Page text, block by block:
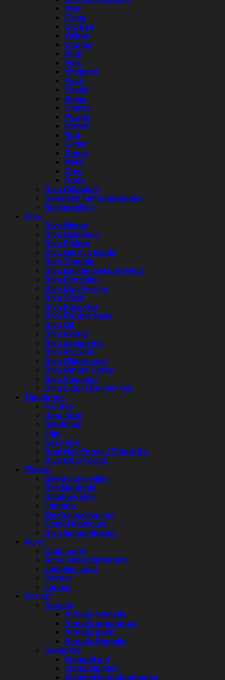
Mint
Glass
Cat Eye
Yellow
Orange
Blue
Pink
Shimmer
Pearl
Pastel
Beige
Cherry
Purple
Brown
Red
Glitter
Green
Metal
Grey
Nude
Diva Gelpolish
Gelpolish benodigdheden
Stickervellen
Diva
Diva Nieuw
Diva Gelpolish
Diva Elektra
Diva Gel in a Bottle
Diva Topgels
Diva Builder Gel Low Heat
Diva Penselen
Diva Dual Forms
Diva Vijlen
Diva Easy Gel
Diva Rubber base
Diva Oil
Diva overig
Diva design ink
Diva Art Gels
Diva Glitterspray
Diva Ombre Spray
Diva Vloeistof
Diva Liquid Builder Gel
Tips/forms
A curve
Ultra form
Sjablonen
Lijm
Easy tips
Dual Nail Forms / Shape It’s
Diva Dual Forms
Elektra
Elektrische vijlen
Bits Magnetic
Rainbow Bits
Lampen
Elektra accesoires
Combi manicure
Diva lampen/frezen
Acryl
Color acryl
Acryl benodigdheden
samples acryl
Poeder
Liqued
Nail art
Airnails
Airnails Stencils
Airnails apparatuur
Airnails paint
Airnails Stencils
Stamping
Stempel gel
Stempelplaten
Stempel benodigdheden